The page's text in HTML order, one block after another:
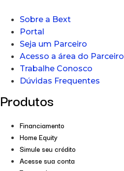
Sobre a Bext
Portal
Seja um Parceiro
Acesso a área do Parceiro
Trabalhe Conosco
Dúvidas Frequentes
Produtos
Financiamento
Home Equity
Simule seu crédito
Acesse sua conta